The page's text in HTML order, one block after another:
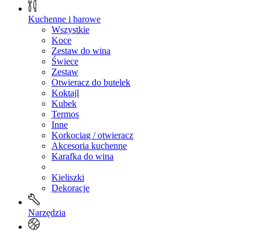
Kuchenne i barowe
Wszystkie
Koce
Zestaw do wina
Świece
Zestaw
Otwieracz do butelek
Koktajl
Kubek
Termos
Inne
Korkociąg / otwieracz
Akcesoria kuchenne
Karafka do wina
Kieliszki
Dekoracje
Narzędzia